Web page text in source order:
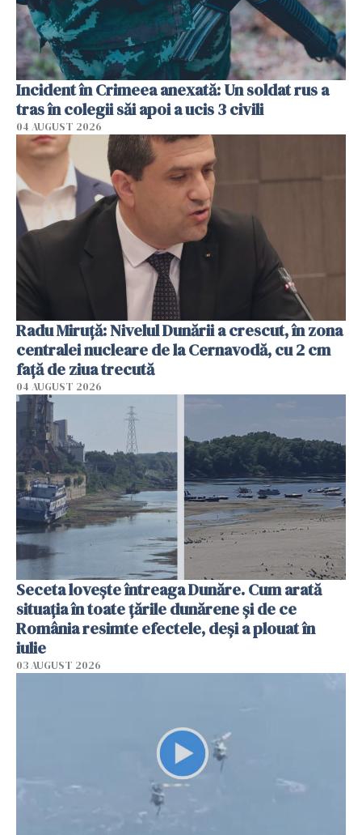
Incident în Crimeea anexată: Un soldat rus a
tras în colegii săi apoi a ucis 3 civili
04 AUGUST 2026
Radu Miruţă: Nivelul Dunării a crescut, în zona
centralei nucleare de la Cernavodă, cu 2 cm
faţă de ziua trecută
04 AUGUST 2026
Seceta lovește întreaga Dunăre. Cum arată
situația în toate țările dunărene și de ce
România resimte efectele, deși a plouat în
iulie
03 AUGUST 2026